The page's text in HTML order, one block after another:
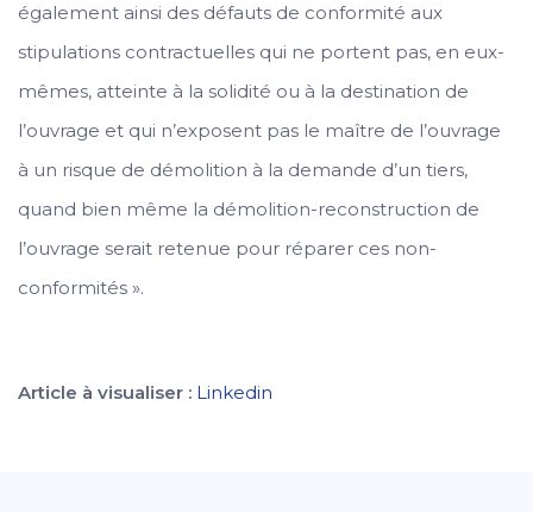
également ainsi des défauts de conformité aux
stipulations contractuelles qui ne portent pas, en eux-
mêmes, atteinte à la solidité ou à la destination de
l’ouvrage et qui n’exposent pas le maître de l’ouvrage
à un risque de démolition à la demande d’un tiers,
quand bien même la démolition-reconstruction de
l’ouvrage serait retenue pour réparer ces non-
conformités ».
Article à visualiser : Linkedin